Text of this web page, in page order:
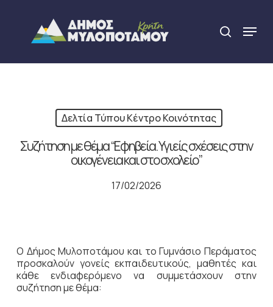
content
search
Menu
Δελτία Τύπου Κέντρο Κοινότητας
Συζήτηση με θέμα “Εφηβεία. Υγιείς σχέσεις στην
οικογένεια και στο σχολείο”
17/02/2026
Ο Δήμος Μυλοποτάμου και το Γυμνάσιο Περάματος
προσκαλούν γονείς εκπαιδευτικούς, μαθητές και
κάθε ενδιαφερόμενο να συμμετάσχουν στην
συζήτηση με θέμα:
Close